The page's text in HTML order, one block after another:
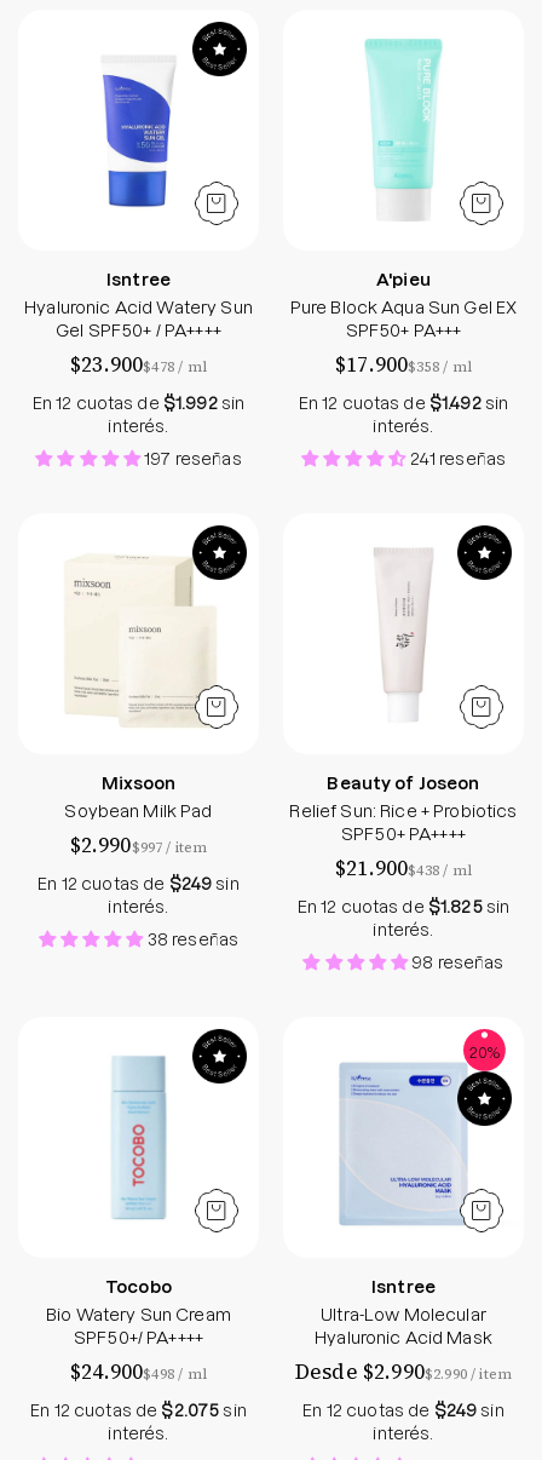
Hyaluronic Acid Watery Sun Gel SPF50+ / PA++++
Isntree
Hyaluronic Acid Watery Sun
Gel SPF50+ / PA++++
$23.900$478/ por
ml
En 12 cuotas de $1.992sin
interés.
197 reseñas
A'pieu
Pure Block Aqua Sun Gel EX
SPF50+ PA+++
$17.900$358/ por
ml
En 12 cuotas de $1.492sin
interés.
241 reseñas
Soybean Milk Pad
Mixsoon
Soybean Milk Pad
$2.990$997/ por
item
En 12 cuotas de $249sin
interés.
38 reseñas
Relief Sun: Rice
Beauty of Joseon
Relief Sun: Rice + Probiotics
SPF50+ PA++++
$21.900$438/ por
ml
En 12 cuotas de $1.825sin
interés.
98 reseñas
Bio Watery Sun Cream SPF50+/ PA++++ - Sokobox
Tocobo
Bio Watery Sun Cream
SPF50+/ PA++++
$24.900$498/ por
ml
En 12 cuotas de $2.075sin
interés.
Ultra-Low
20%
Isntree
Ultra-Low Molecular
Hyaluronic Acid Mask
Desde $2.990$2.990/por
item
En 12 cuotas de $249sin
interés.